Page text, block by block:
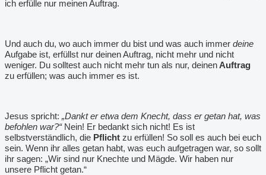
ich erfülle nur meinen Auftrag.
Und auch du, wo auch immer du bist und was auch immer deine
Aufgabe ist, erfüllst nur deinen Auftrag, nicht mehr und nicht
weniger. Du solltest auch nicht mehr tun als nur, deinen Auftrag
zu erfüllen; was auch immer es ist.
Jesus spricht: „Dankt er etwa dem Knecht, dass er getan hat, was
befohlen war?“ Nein! Er bedankt sich nicht! Es ist
selbstverständlich, die Pflicht zu erfüllen! So soll es auch bei euch
sein. Wenn ihr alles getan habt, was euch aufgetragen war, so sollt
ihr sagen: „Wir sind nur Knechte und Mägde. Wir haben nur
unsere Pflicht getan.“